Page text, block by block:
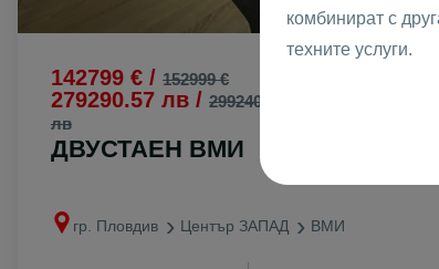
142799 € / 152999 €
279290.57 лв / 299240.03
лв
ДВУСТАЕН ВМИ
гр. Пловдив Център ЗАПАД ВМИ
комбинират с
техните услуги.